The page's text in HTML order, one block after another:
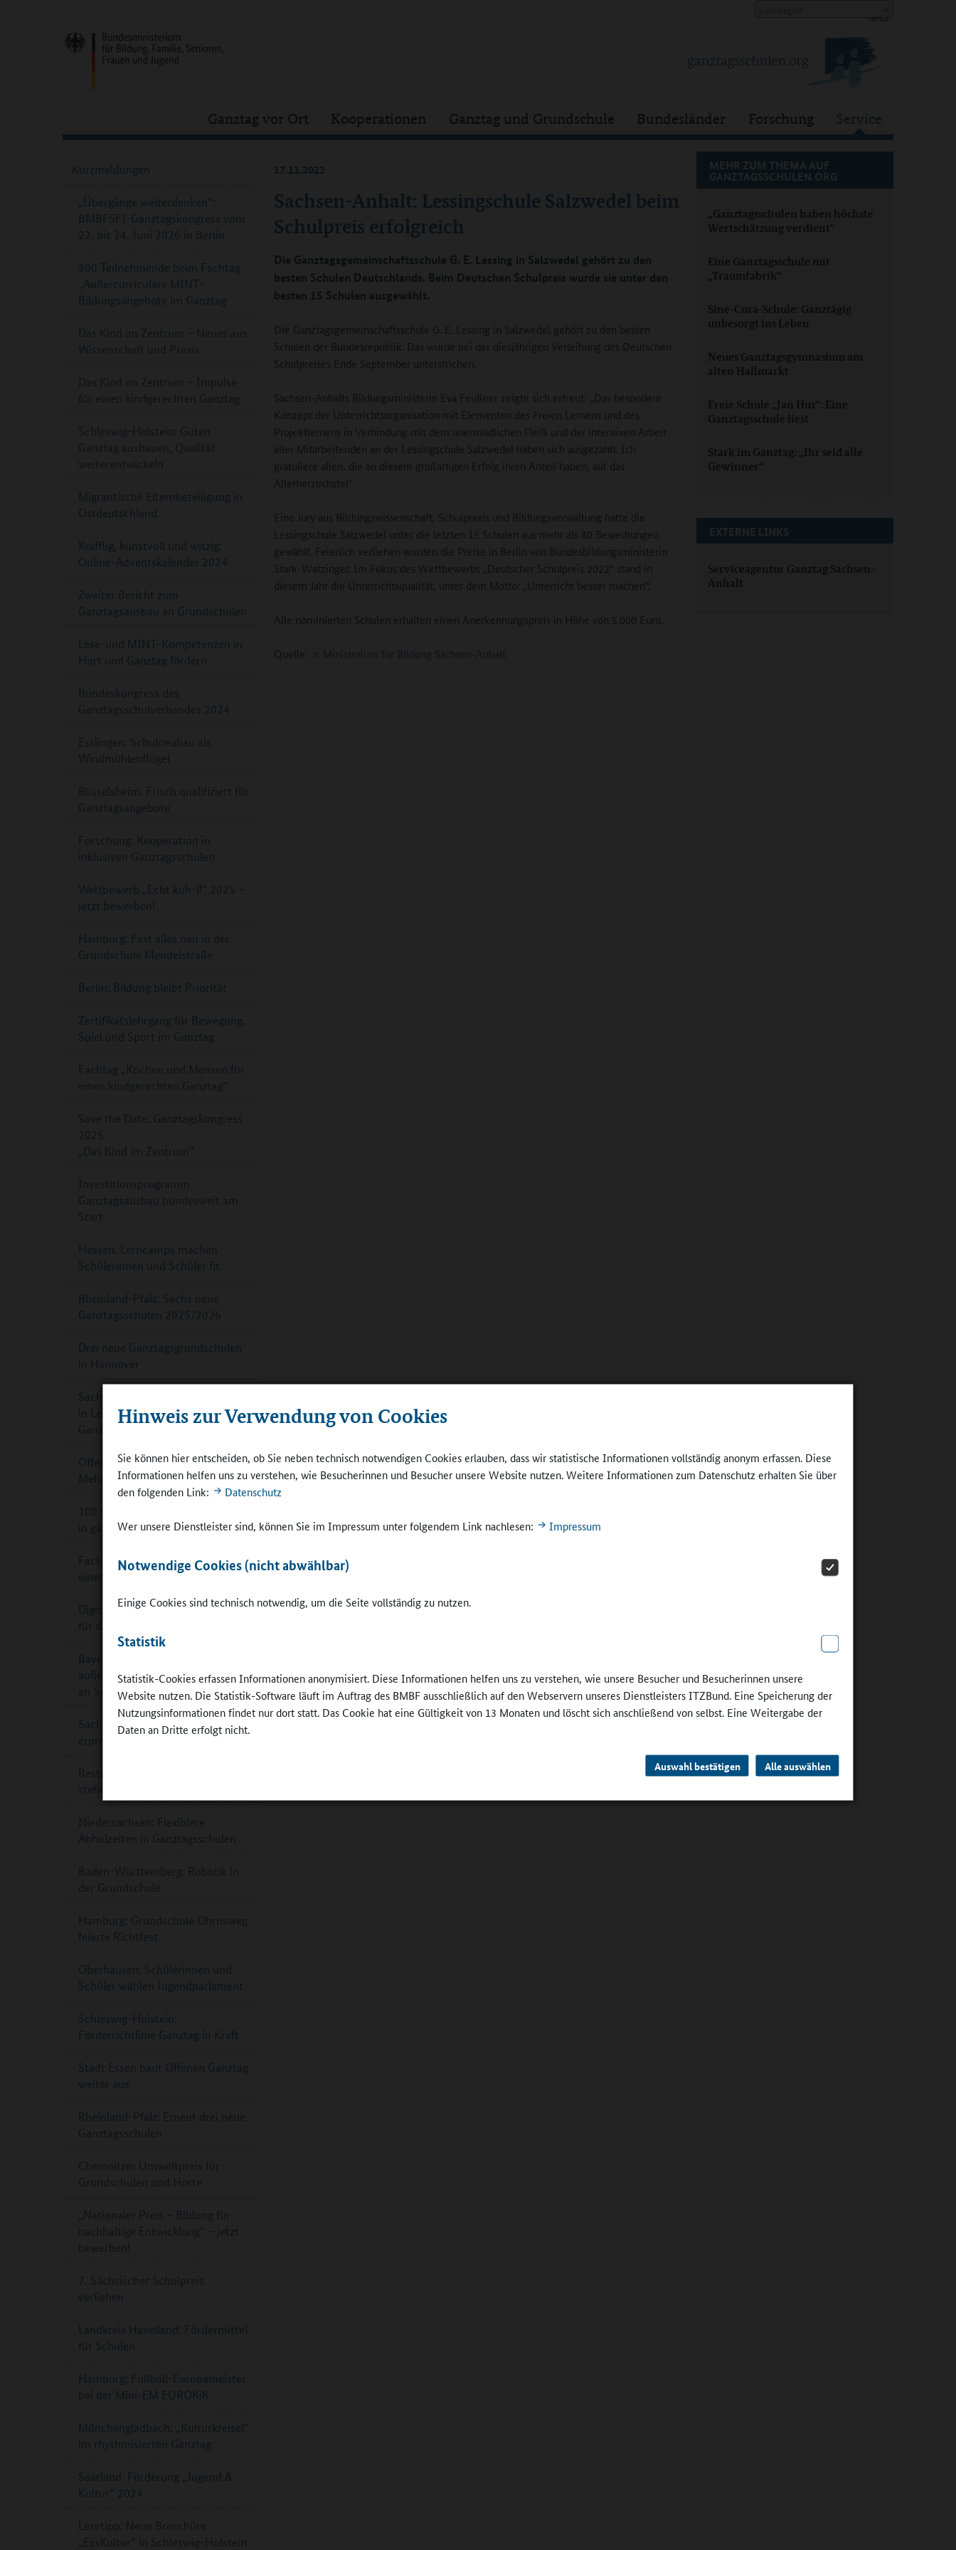
Hinweis zur Verwendung von Cookies
Sie können hier entscheiden, ob Sie neben technisch notwendigen Cookies erlauben, dass wir statistische Informationen vollständig anonym erfassen. Diese
Informationen helfen uns zu verstehen, wie Besucherinnen und Besucher unsere Website nutzen. Weitere Informationen zum Datenschutz erhalten Sie über
den folgenden Link:
Datenschutz
Wer unsere Dienstleister sind, können Sie im Impressum unter folgendem Link nachlesen: Impressum
Notwendige Cookies (nicht abwählbar)
Einige Cookies sind technisch notwendig, um die Seite vollständig zu nutzen.
Statistik
Statistik-Cookies erfassen Informationen anonymisiert. Diese Informationen helfen uns zu verstehen, wie unsere Besucher und Besucherinnen unsere
Website nutzen. Die Statistik-Software läuft im Auftrag des BMBF ausschließlich auf den Webservern unseres Dienstleisters ITZBund. Eine Speicherung der
Nutzungsinformationen findet nur dort statt. Das Cookie hat eine Gültigkeit von 13 Monaten und löscht sich anschließend von selbst. Eine Weitergabe der
Daten an Dritte erfolgt nicht.
Auswahl bestätigen Alle auswählen
Ganztag vor Ort Kooperationen Ganztag und Grundschule Bundesländer Forschung Service
Sachsen-Anhalt: Lessingschule Salzwedel beim
Schulpreis erfolgreich
17.11.2022
Die Ganztagsgemeinschaftsschule G. E. Lessing in Salzwedel gehört zu den
besten Schulen Deutschlands. Beim Deutschen Schulpreis wurde sie unter den
besten 15 Schulen ausgewählt.
Die Ganztagsgemeinschaftsschule G. E. Lessing in Salzwedel gehört zu den besten
Schulen der Bundesrepublik. Das wurde bei der diesjährigen Verleihung des Deutschen
Schulpreises Ende September unterstrichen.
Sachsen-Anhalts Bildungsministerin Eva Feußner zeigte sich erfreut: „Das besondere
Konzept der Unterrichtsorganisation mit Elementen des Freien Lernens und des
Projektlernens in Verbindung mit dem unermüdlichen Fleiß und der intensiven Arbeit
aller Mitarbeitenden an der Lessingschule Salzwedel haben sich ausgezahlt. Ich
gratuliere allen, die an diesem großartigen Erfolg ihren Anteil haben, auf das
Allerherzlichste!“
Eine Jury aus Bildungswissenschaft, Schulpraxis und Bildungsverwaltung hatte die
Lessingschule Salzwedel unter die letzten 15 Schulen aus mehr als 80 Bewerbungen
gewählt. Feierlich verliehen wurden die Preise in Berlin von Bundesbildungsministerin
Stark-Watzinger. Im Fokus des Wettbewerbs „Deutscher Schulpreis 2022“ stand in
diesem Jahr die Unterrichtsqualität, unter dem Motto: „Unterricht besser machen“.
Alle nominierten Schulen erhalten einen Anerkennungspreis in Höhe von 5.000 Euro.
Quelle: Ministerium für Bildung Sachsen-Anhalt
MEHR ZUM THEMA AUF
GANZTAGSSCHULEN.ORG
„Ganztagsschulen haben höchste
Wertschätzung verdient“
Eine Ganztagsschule mit
„Traumfabrik“
Sine-Cura-Schule: Ganztägig
unbesorgt ins Leben
Neues Ganztagsgymnasium am
alten Hallmarkt
Freie Schule „Jan Hus“: Eine
Ganztagsschule liest
Stark im Ganztag: „Ihr seid alle
Gewinner“
EXTERNE LINKS
Serviceagentur Ganztag Sachsen-
Anhalt
Kurzmeldungen
„Übergänge weiterdenken“:
BMBFSFJ-Ganztagskongress vom
22. bis 24. Juni 2026 in Berlin
300 Teilnehmende beim Fachtag
„Außercurriculare MINT-
Bildungsangebote im Ganztag
Das Kind im Zentrum – Neues aus
Wissenschaft und Praxis
Das Kind im Zentrum – Impulse
für einen kindgerechten Ganztag
Schleswig-Holstein: Guten
Ganztag ausbauen, Qualität
weiterentwickeln
Migrantische Elternbeteiligung in
Ostdeutschland
Knifflig, kunstvoll und witzig:
Online-Adventskalender 2024
Zweiter Bericht zum
Ganztagsausbau an Grundschulen
Lese-und MINT-Kompetenzen in
Hort und Ganztag fördern
Bundeskongress des
Ganztagsschulverbandes 2024
Esslingen: Schulneubau als
Windmühlenflügel
Rüsselsheim: Frisch qualifiziert für
Ganztagsangebote
Forschung: Kooperation in
inklusiven Ganztagsschulen
Wettbewerb „Echt kuh-l!“ 2025 –
jetzt bewerben!
Hamburg: Fast alles neu in der
Grundschule Mendelstraße
Berlin: Bildung bleibt Priorität
Zertifikatslehrgang für Bewegung,
Spiel und Sport im Ganztag
Fachtag „Küchen und Mensen für
einen kindgerechten Ganztag“
Save the Date: Ganztagskongress
2025
„Das Kind im Zentrum“
Investitionsprogramm
Ganztagsausbau bundesweit am
Start
Hessen: Lerncamps machen
Schülerinnen und Schüler fit
Rheinland-Pfalz: Sechs neue
Ganztagsschulen 2025/2026
Drei neue Ganztagsgrundschulen
in Hannover
Sachsen-Anhalt: Sekundarschule
in Leuna ist offiziell
Ganztagsschule
Offene Ganztagsschule in NRW:
Mehr Geld für mehr Plätze
100 weitere Sport-Grundschulen
in ganz Bayern
Fachtag „Küchen und Mensen für
einen kindgerechten Ganztag“
Digitaler Leitfaden Küchenplanung
für die Schulverpflegung
Bayern: Staatspreis für
außergewöhnliche Theaterarbeit
an Schulen
Sachsen-Anhalt: Ganztagsschule
erprobt Katastrophenschutz
Beste Schülerzeitungen 2024
stehen fest
Niedersachsen: Flexiblere
Abholzeiten in Ganztagsschulen
Baden-Württemberg: Robotik in
der Grundschule
Hamburg: Grundschule Ohrnsweg
feierte Richtfest
Oberhausen: Schülerinnen und
Schüler wählen Jugendparlament
Schleswig-Holstein:
Förderrichtlinie Ganztag in Kraft
Stadt Essen baut Offenen Ganztag
weiter aus
Rheinland-Pfalz: Erneut drei neue
Ganztagsschulen
Chemnitzer Umweltpreis für
Grundschulen und Horte
„Nationaler Preis – Bildung für
nachhaltige Entwicklung“ – jetzt
bewerben!
7. Sächsischer Schulpreis
verliehen
Landkreis Havelland: Fördermittel
für Schulen
Hamburg: Fußball-Europameister
bei der Mini-EM EUROKiK
Mönchengladbach: „Kulturkreisel“
im rhythmisierten Ganztag
Saarland: Förderung „Jugend &
Kultur“ 2024
Lesetipp: Neue Broschüre
„EssKultur“ in Schleswig-Holstein